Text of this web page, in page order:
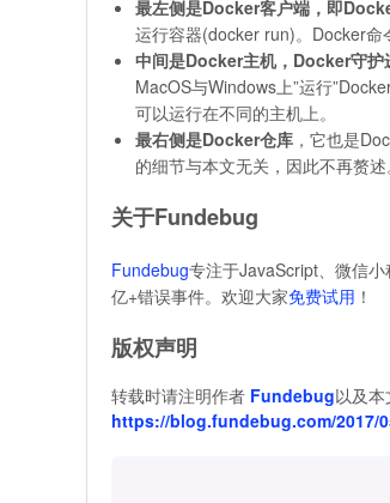
最左侧是Docker客户端，即
运行容器(docker run)。Docker命
中间是Docker主机，Docker守护
MacOS与Windows上”运行
可以运行在不同的主机上。
最右侧是Docker仓库 ，它也是
的细节与本文无关，因此不再赘述
关于Fundebug
Fundebug专注于JavaScript、微信
亿+错误事件。欢迎大家免费试用 ！
版权声明
转载时请注明作者 Fundebug以及本
https://blog.fundebug.com/2017/